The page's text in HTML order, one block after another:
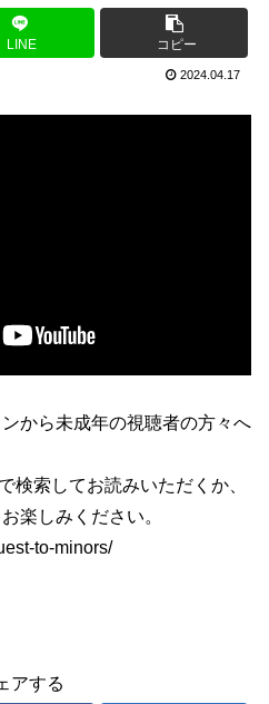
LINE コピー
2024.04.17
から未成年の視聴者の方々へ
検索してお読みいただくか、
楽しみください。
to-minors/
アする